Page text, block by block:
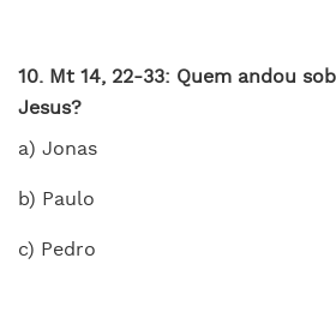
10. Mt 14, 22-33: Quem andou
Jesus?
a) Jonas
b) Paulo
c) Pedro